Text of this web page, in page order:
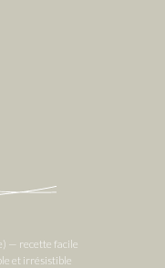
— recette facile
et irrésistible